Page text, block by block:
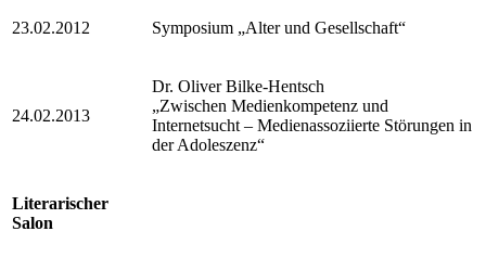
23.02.2012 Symposium „Alter und Gesellschaft“
24.02.2013
Dr. Oliver Bilke-Hentsch
„Zwischen Medienkompetenz und
Internetsucht – Medienassoziierte Störungen in
der Adoleszenz“
Literarischer
Salon